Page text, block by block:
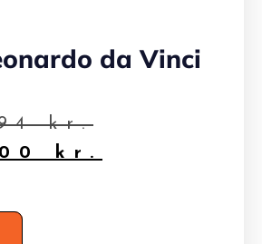
da Vinci
kr.
kr.